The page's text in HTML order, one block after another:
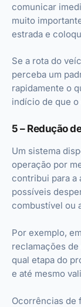
comunicar
muito
estrada e
Se a rota do
perceba um
rapidamente o
indício de que
5 – Redução
Um sistema
operação por
contribui para a
possíveis
combustível ou
Por exemplo,
reclamações
qual etapa do
e até mesmo
Ocorrências de